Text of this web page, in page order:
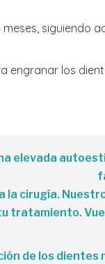
siguiendo
engranar los
cirugía.
de los